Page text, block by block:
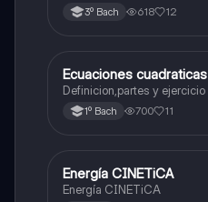
3º Bach 618 12
Física
Ecuaciones cuadraticas
Definicion,partes y ejercicio
1º Bach 700 11
Física
Energía CINETiCA
Energía CINETiCA